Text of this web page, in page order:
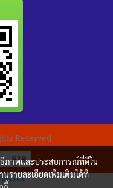
Reserved
939
ธิภาพและประสบการณ์ที่ดีใน
รายละเอียดเพิ่มเติมได้ที่